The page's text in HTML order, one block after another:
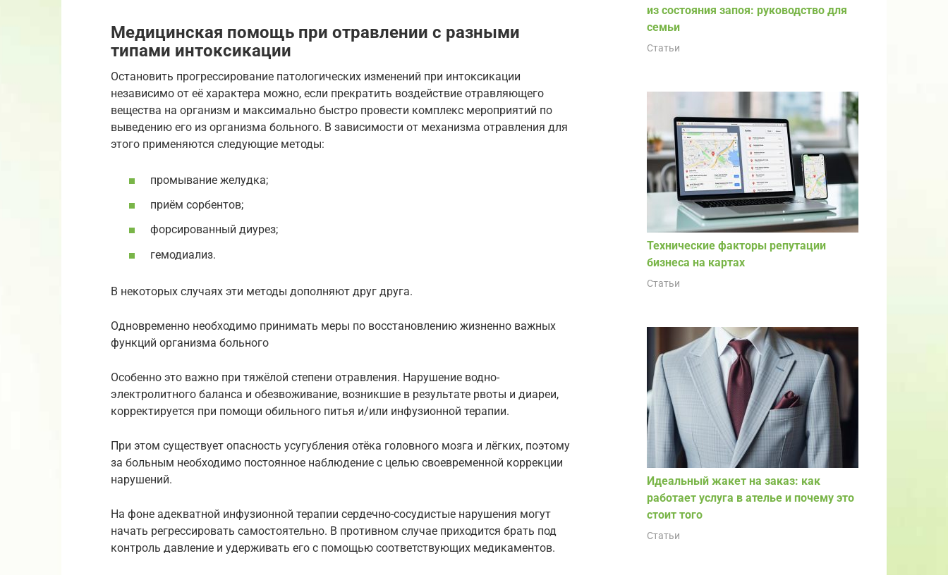
Медицинская помощь при отравлении с разными
типами интоксикации
Остановить прогрессирование патологических изменений при интоксикации
независимо от её характера можно, если прекратить воздействие отравляющего
вещества на организм и максимально быстро провести комплекс мероприятий по
выведению его из организма больного. В зависимости от механизма отравления для
этого применяются следующие методы:
промывание желудка;
приём сорбентов;
форсированный диурез;
гемодиализ.
В некоторых случаях эти методы дополняют друг друга.
Одновременно необходимо принимать меры по восстановлению жизненно важных
функций организма больного
Особенно это важно при тяжёлой степени отравления. Нарушение водно-
электролитного баланса и обезвоживание, возникшие в результате рвоты и диареи,
корректируется при помощи обильного питья и/или инфузионной терапии.
При этом существует опасность усугубления отёка головного мозга и лёгких, поэтому
за больным необходимо постоянное наблюдение с целью своевременной коррекции
нарушений.
На фоне адекватной инфузионной терапии сердечно-сосудистые нарушения могут
начать регрессировать самостоятельно. В противном случае приходится брать под
контроль давление и удерживать его с помощью соответствующих медикаментов.
из состояния запоя: руководство для
семьи
Статьи
Технические факторы репутации
бизнеса на картах
Статьи
Идеальный жакет на заказ: как
работает услуга в ателье и почему это
стоит того
Статьи